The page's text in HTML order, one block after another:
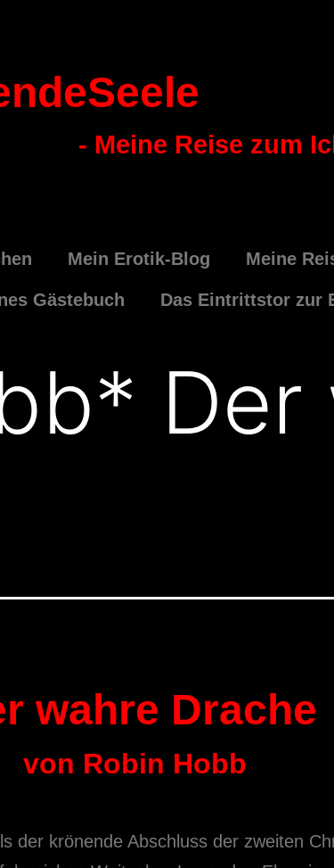
- Meine Reise zum
Mein Erotik-Blog Meine
Gästebuch Das Eintrittstor zur
Der
wahre Drache
von Robin Hobb
der krönende Abschluss der zweiten